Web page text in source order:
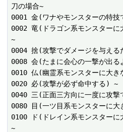
刀の場合~
0001 金(ワナやモンスターの特
0002 竜(ドラゴン系モンスターに
~
0004 捨(攻撃でダメージを与え
0008 会(たまに会心の一撃が出
0010 仏(幽霊系モンスターに大
0020 必(攻撃が必ず命中する) ~
0040 三(正面三方向に一度に攻
0080 目(一ツ目系モンスターに
0100 ド(ドレイン系モンスターに
~